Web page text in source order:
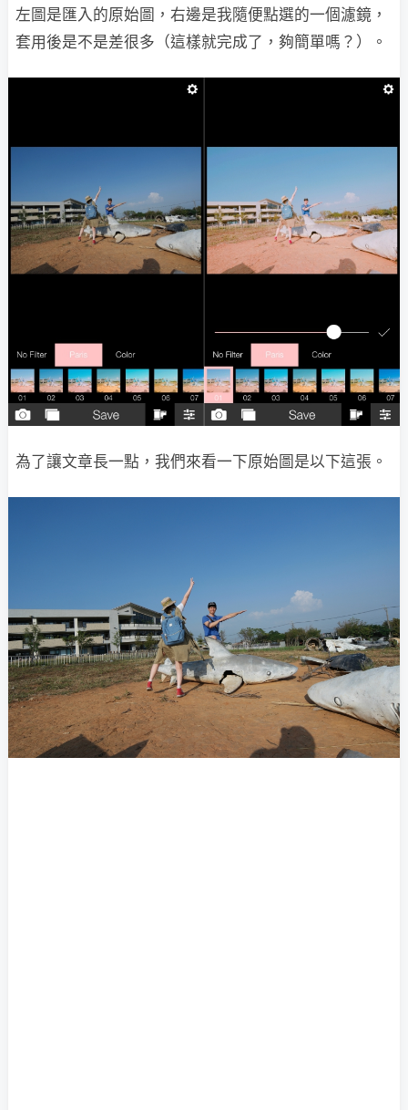
左圖是匯入的原始圖，右邊是我隨便點選的一個濾鏡，
套用後是不是差很多（這樣就完成了，夠簡單嗎？）。
為了讓文章長一點，我們來看一下原始圖是以下這張。